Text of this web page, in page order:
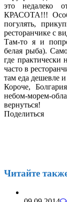
это недалеко
КРАСОТА!!!
погулять,
ресторанчике с
Там-то я и
белая рыба).
где практически
часто в
там еда дешевле
Короче,
небом-морем-
вернуться!
Поделиться
Читайте